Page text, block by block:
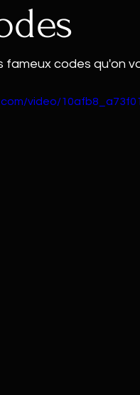
fameux codes qu'on
video/